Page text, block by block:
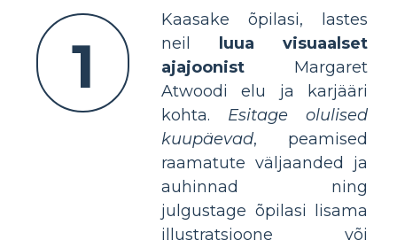
1
Kaasake õpilasi, lastes
neil
luua visuaalset
ajajoonist Margaret
Atwoodi elu ja karjääri
kohta. Esitage olulised
kuupäevad, peamised
raamatute väljaanded ja
auhinnad ning
julgustage õpilasi lisama
illustratsioone või